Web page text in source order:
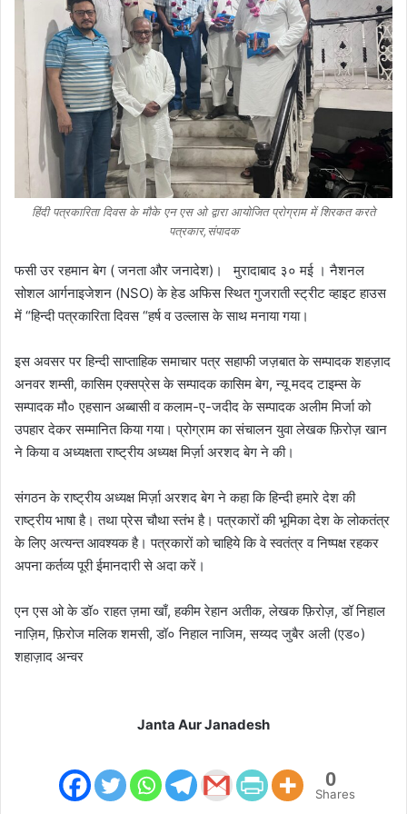
हिंदी पत्रकारिता दिवस के मौके एन एस ओ द्वारा आयोजित प्रोग्राम में शिरकत करते
पत्रकार,संपादक
फसी उर रहमान बेग ( जनता और जनादेश)। मुरादाबाद ३० मई । नैशनल
सोशल आर्गनाइजेशन (NSO) के हेड अफिस स्थित गुजराती स्ट्रीट व्हाइट हाउस
में “हिन्दी पत्रकारिता दिवस “हर्ष व उल्लास के साथ मनाया गया।
इस अवसर पर हिन्दी साप्ताहिक समाचार पत्र सहाफी ज‌ज़बात के सम्पादक शहज़ाद
अनवर शम्सी, कासिम एक्सप्रेस के सम्पादक कासिम बेग, न्यू मदद टाइम्स के
सम्पादक मौ० एहसान अब्बासी व कलाम-ए-जदीद के सम्पादक अलीम मिर्जा को
उपहार देकर सम्मानित किया गया। प्रोग्राम का संचालन युवा लेखक फ़िरोज़ खान
ने किया व अध्यक्षता राष्ट्रीय अध्यक्ष मिर्ज़ा अरशद बेग ने की।
संगठन के राष्ट्रीय अध्यक्ष मिर्ज़ा अरशद बेग ने कहा कि हिन्दी हमारे देश की
राष्ट्रीय भाषा है। तथा प्रेस चौथा स्तंभ है। पत्रकारों की भूमिका देश के लोकतंत्र
के लिए अत्यन्त आवश्यक है। पत्रकारों को चाहिये कि वे स्वतंत्र व निष्पक्ष रहकर
अपना कर्तव्य पूरी ईमानदारी से अदा करें।
एन एस ओ के डॉ० राहत ज़मा खाँ, हकीम रेहान अतीक, लेखक फ़िरोज़, डॉ निहाल
नाज़िम, फ़िरोज मलिक शमसी, डॉ० निहाल नाजिम, सय्यद जुबैर अली (एड०)
शहाज़ाद अन्वर
Janta Aur Janadesh
0
Shares